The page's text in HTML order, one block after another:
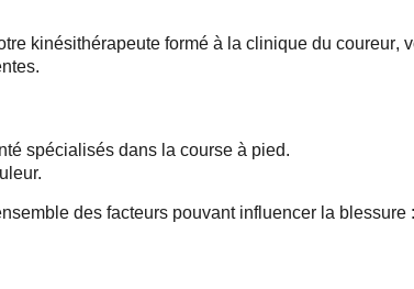
kinésithérapeute formé à la clinique du coureur,
spécialisés dans la course à pied.
des facteurs pouvant influencer la blessure :